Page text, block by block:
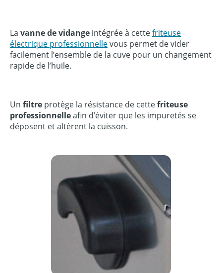
La vanne de vidange intégrée à cettefriteuse
électrique professionnellevous permet de vider
facilement l’ensemble de la cuve pour un changement
rapide de l’huile.
Un filtre protège la résistance de cettefriteuse
professionnelleafin d’éviter que les impuretés se
déposent et altèrent la cuisson.